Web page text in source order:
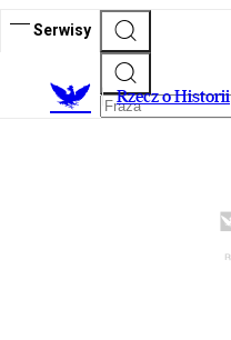
Serwisy
Rzecz o Historii